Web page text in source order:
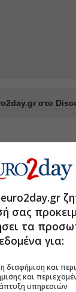
στο
σας
τα
για:
διαφήμιση και
και
υπηρεσιών